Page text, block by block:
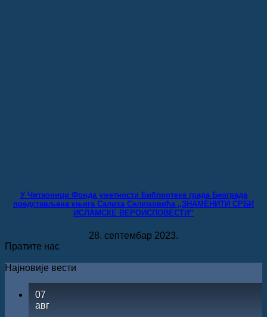
У Читаоници Фонда уметности Библиотеке града Београда
представљена књига Салиха Селимовића „ЗНАМЕНИТИ СРБИ
ИСЛАМСКЕ ВЕРОИСПОВЕСТИ”
28. септембар 2023.
Пратите нас
Најновије вести
07
авг